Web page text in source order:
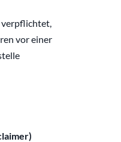
vor einer